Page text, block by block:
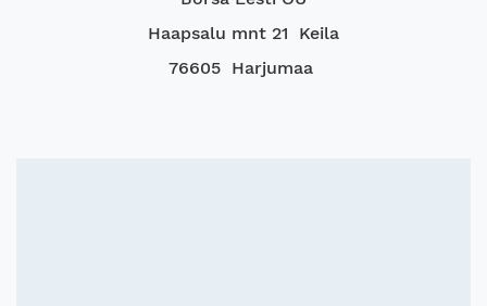
Haapsalu mnt 21 Keila
76605 Harjumaa